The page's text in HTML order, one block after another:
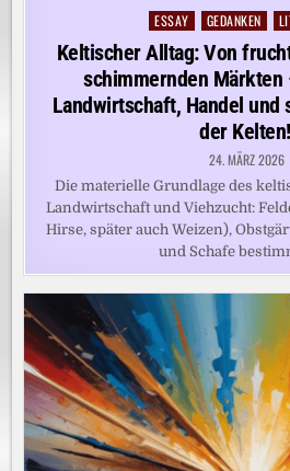
Posted
in
ESSAY GEDANKEN
Keltischer Alltag: Von
schimmernden Märkten
Landwirtschaft, Handel und
der Kelten!
24. MÄRZ 2026
Die materielle Grundlage des
Landwirtschaft und Viehzucht:
Hirse, später auch Weizen),
und Schafe